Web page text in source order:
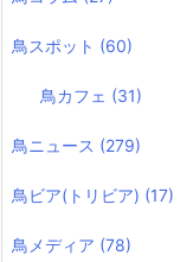
鳥スポット (60)
鳥カフェ (31)
鳥ニュース (279)
鳥ビア(トリビア) (17)
鳥メディア (78)